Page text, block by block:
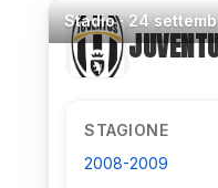
Stadio·24
STAGIONE
2008-2009